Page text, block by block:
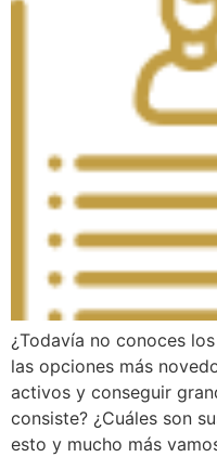
¿Todavía no conoces
las opciones más
activos y conseguir
consiste? ¿Cuáles son
esto y mucho más